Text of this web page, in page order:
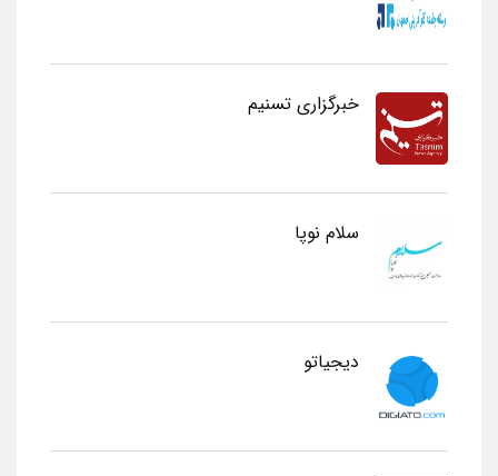
خبرگزاری تسنیم
سلام نوپا
دیجیاتو